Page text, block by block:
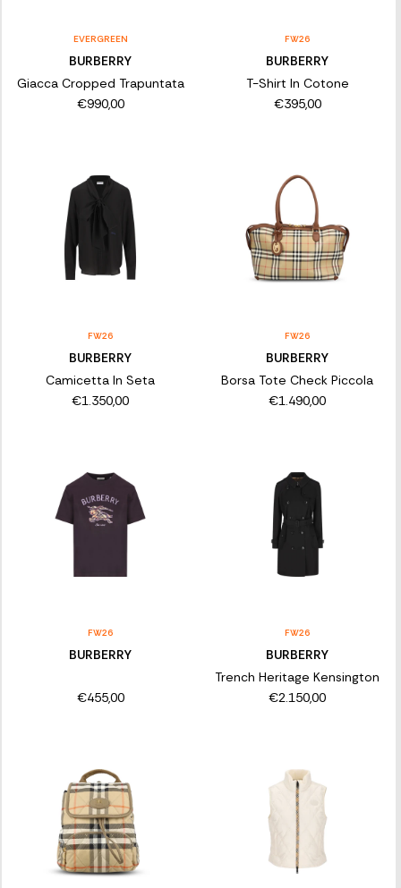
EVERGREEN
BURBERRY
Giacca Cropped Trapuntata
€990,00
FW26
BURBERRY
T-Shirt In Cotone
€395,00
FW26
BURBERRY
Camicetta In Seta
€1.350,00
FW26
BURBERRY
Borsa Tote Check Piccola
€1.490,00
FW26
BURBERRY
€455,00
FW26
BURBERRY
Trench Heritage Kensington
€2.150,00